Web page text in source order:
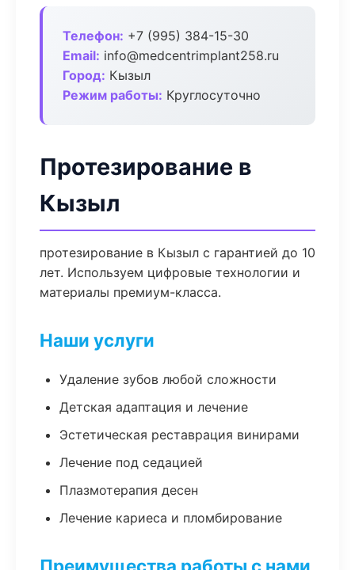
Телефон: +7 (995) 384-15-30
Email: info@medcentrimplant258.ru
Город: Кызыл
Режим работы: Круглосуточно
Протезирование в
Кызыл
протезирование в Кызыл с гарантией до 10
лет. Используем цифровые технологии и
материалы премиум-класса.
Наши услуги
Удаление зубов любой сложности
Детская адаптация и лечение
Эстетическая реставрация винирами
Лечение под седацией
Плазмотерапия десен
Лечение кариеса и пломбирование
Преимущества работы с нами